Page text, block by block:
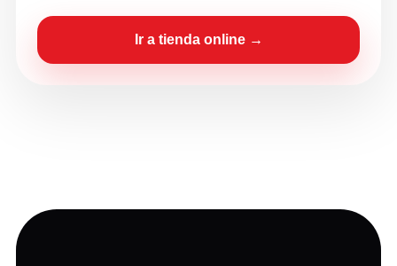
Ir a tienda online →